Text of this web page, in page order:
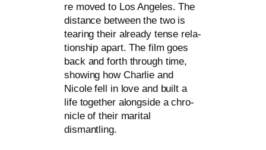
re moved to Los Angeles. The
distance bet­ween the two is
tearing their alre­a­dy ten­se rela­
ti­onship apart. The film goes
back and forth through time,
show­ing how Charlie and
Nicole fell in love and built a
life tog­e­ther along­side a chro­
nic­le of their marital
dismantling.